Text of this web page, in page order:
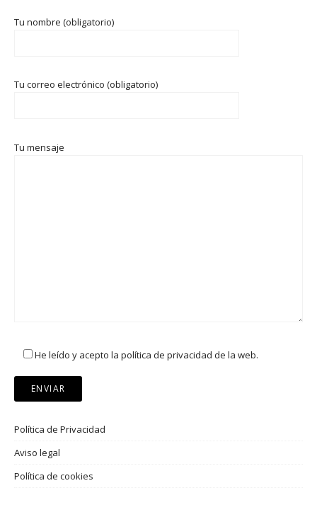
Tu nombre (obligatorio)
Tu correo electrónico (obligatorio)
Tu mensaje
He leído y acepto la política de privacidad de la web.
Política de Privacidad
Aviso legal
Política de cookies